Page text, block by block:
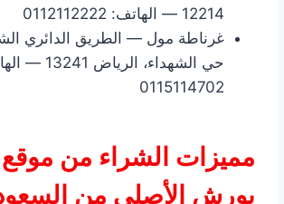
12214 — الهاتف: 0112112222
غرناطة مول — الطريق الدائري
حي الشهداء، الرياض
0115114702
مميزات الشراء من
بورش الأصلي من